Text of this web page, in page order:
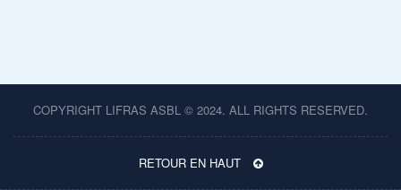
COPYRIGHT LIFRAS ASBL © 2024. ALL RIGHTS RESERVED.
RETOUR EN HAUT